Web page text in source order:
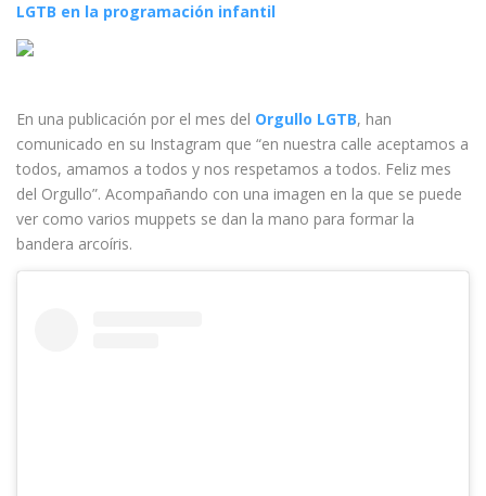
LGTB en la programación infantil
En una publicación por el mes del Orgullo LGTB, han
comunicado en su Instagram que “en nuestra calle aceptamos a
todos, amamos a todos y nos respetamos a todos. Feliz mes
del Orgullo”. Acompañando con una imagen en la que se puede
ver como varios muppets se dan la mano para formar la
bandera arcoíris.